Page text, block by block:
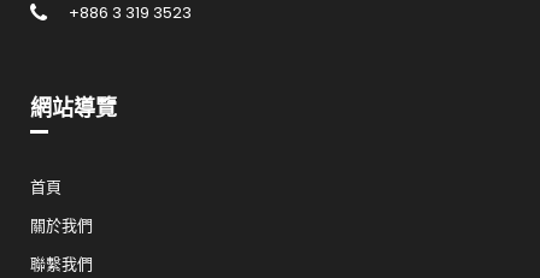
+886 3 319 3523
網站導覽
首頁
關於我們
聯繫我們